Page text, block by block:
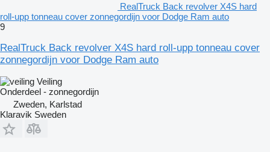
RealTruck Back revolver X4S hard
roll-upp tonneau cover zonnegordijn voor Dodge Ram auto
9
RealTruck Back revolver X4S hard roll-upp tonneau cover
zonnegordijn voor Dodge Ram auto
Veiling
Onderdeel - zonnegordijn
Zweden, Karlstad
Klaravik Sweden